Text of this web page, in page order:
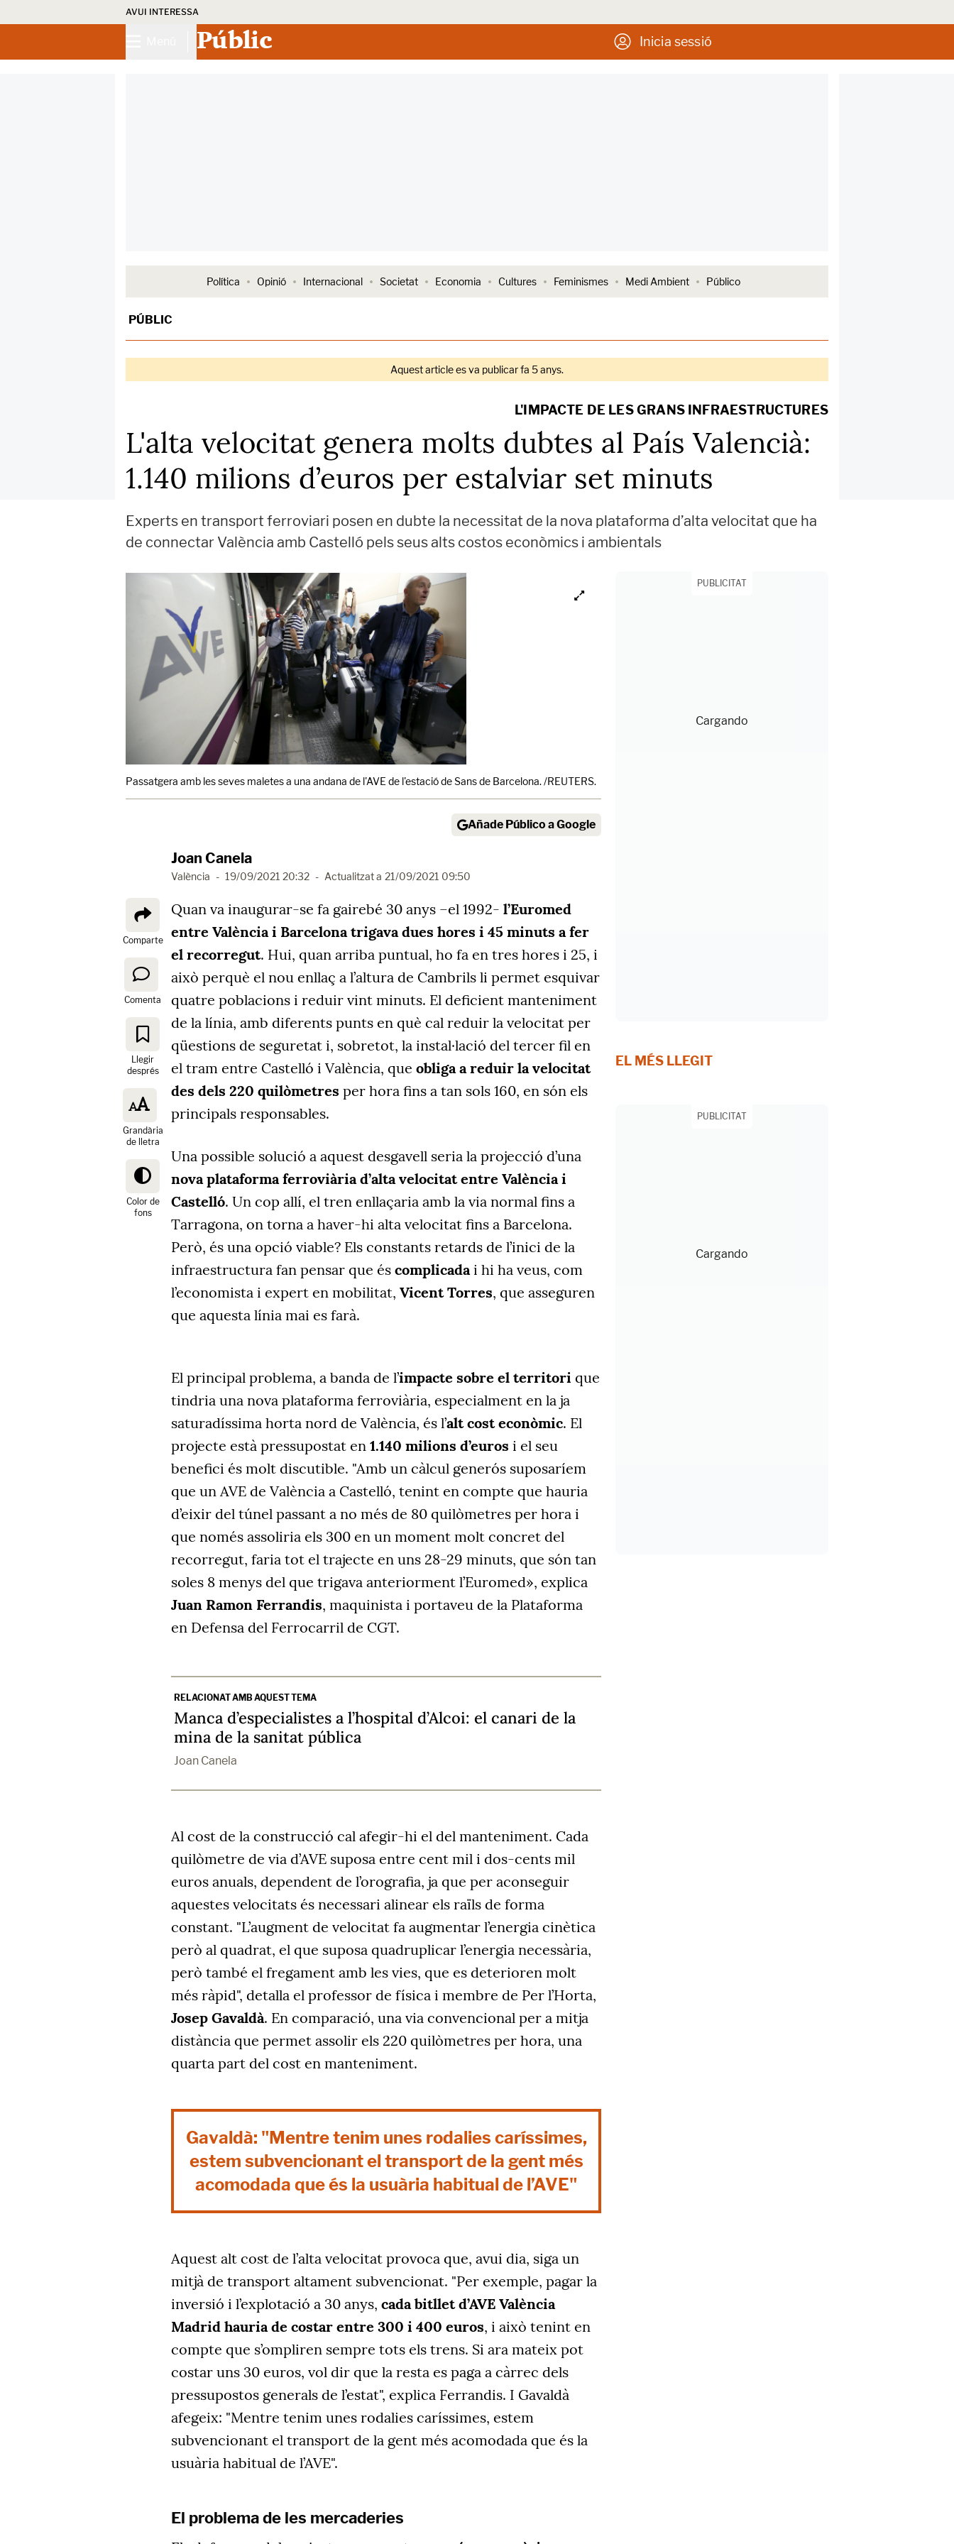
AVUI INTERESSA
Públic Inicia sessió
Política Opinió Internacional Societat Economia Cultures Feminismes Medi Ambient Público
PÚBLIC
Aquest article es va publicar fa 5 anys.
L'IMPACTE DE LES GRANS INFRAESTRUCTURES
L'alta velocitat genera molts dubtes al País Valencià:
1.140 milions d’euros per estalviar set minuts
Experts en transport ferroviari posen en dubte la necessitat de la nova plataforma d’alta velocitat que ha
de connectar València amb Castelló pels seus alts costos econòmics i ambientals
Passatgera amb les seves maletes a una andana de l'AVE de l'estació de Sans de Barcelona. /REUTERS.
Añade Público a Google
Joan Canela
València - 19/09/2021 20:32 - Actualitzat a 21/09/2021 09:50
Comparte
Comenta
Llegir
després
Grandària
de lletra
Color de
fons
Quan va inaugurar-se fa gairebé 30 anys –el 1992- l’Euromed
entre València i Barcelona trigava dues hores i 45 minuts a fer
el recorregut. Hui, quan arriba puntual, ho fa en tres hores i 25, i
això perquè el nou enllaç a l’altura de Cambrils li permet esquivar
quatre poblacions i reduir vint minuts. El deficient manteniment
de la línia, amb diferents punts en què cal reduir la velocitat per
qüestions de seguretat i, sobretot, la instal·lació del tercer fil en
el tram entre Castelló i València, que obliga a reduir la velocitat
des dels 220 quilòmetres per hora fins a tan sols 160, en són els
principals responsables.
Una possible solució a aquest desgavell seria la projecció d’una
nova plataforma ferroviària d’alta velocitat entre València i
Castelló. Un cop allí, el tren enllaçaria amb la via normal fins a
Tarragona, on torna a haver-hi alta velocitat fins a Barcelona.
Però, és una opció viable? Els constants retards de l’inici de la
infraestructura fan pensar que és complicadai hi ha veus, com
l’economista i expert en mobilitat, Vicent Torres, que asseguren
que aquesta línia mai es farà.
El principal problema, a banda de l’impacte sobre el territori que
tindria una nova plataforma ferroviària, especialment en la ja
saturadíssima horta nord de València, és l’alt cost econòmic. El
projecte està pressupostat en 1.140 milions d’euros i el seu
benefici és molt discutible. "Amb un càlcul generós suposaríem
que un AVE de València a Castelló, tenint en compte que hauria
d’eixir del túnel passant a no més de 80 quilòmetres per hora i
que només assoliria els 300 en un moment molt concret del
recorregut, faria tot el trajecte en uns 28-29 minuts, que són tan
soles 8 menys del que trigava anteriorment l’Euromed», explica
Juan Ramon Ferrandis, maquinista i portaveu de la Plataforma
en Defensa del Ferrocarril de CGT.
RELACIONAT AMB AQUEST TEMA
Manca d’especialistes a l’hospital d’Alcoi: el canari de la
mina de la sanitat pública
Joan Canela
Al cost de la construcció cal afegir-hi el del manteniment. Cada
quilòmetre de via d’AVE suposa entre cent mil i dos-cents mil
euros anuals, dependent de l’orografia, ja que per aconseguir
aquestes velocitats és necessari alinear els raïls de forma
constant. "L’augment de velocitat fa augmentar l’energia cinètica
però al quadrat, el que suposa quadruplicar l’energia necessària,
però també el fregament amb les vies, que es deterioren molt
més ràpid", detalla el professor de física i membre de Per l’Horta,
Josep Gavaldà. En comparació, una via convencional per a mitja
distància que permet assolir els 220 quilòmetres per hora, una
quarta part del cost en manteniment.
Gavaldà: "Mentre tenim unes rodalies caríssimes,
estem subvencionant el transport de la gent més
acomodada que és la usuària habitual de l’AVE"
Aquest alt cost de l’alta velocitat provoca que, avui dia, siga un
mitjà de transport altament subvencionat. "Per exemple, pagar la
inversió i l’explotació a 30 anys, cada bitllet d’AVE València
Madrid hauria de costar entre 300 i 400 euros, i això tenint en
compte que s’ompliren sempre tots els trens. Si ara mateix pot
costar uns 30 euros, vol dir que la resta es paga a càrrec dels
pressupostos generals de l’estat", explica Ferrandis. I Gavaldà
afegeix: "Mentre tenim unes rodalies caríssimes, estem
subvencionant el transport de la gent més acomodada que és la
usuària habitual de l’AVE".
El problema de les mercaderies
PUBLICITAT
EL MÉS LLEGIT
PUBLICITAT